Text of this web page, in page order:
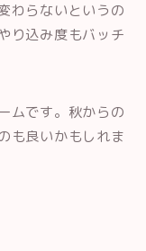
わらないというの
り込み度もバッチ
ムです。秋からの
も良いかもしれま